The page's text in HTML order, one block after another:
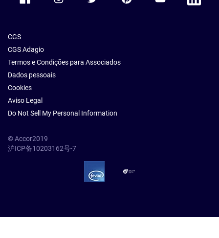
CGS
CGS Adagio
Termos e Condições para Associados
Dados pessoais
Cookies
Aviso Legal
Do Not Sell My Personal Information
© Accor2019
沪ICP备10203162号-7